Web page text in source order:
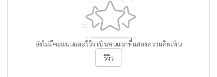
ยังไม่มีคะแนนและรีวิว เป็นคนแรกที่แสดงความคิดเห็น
รีวิว